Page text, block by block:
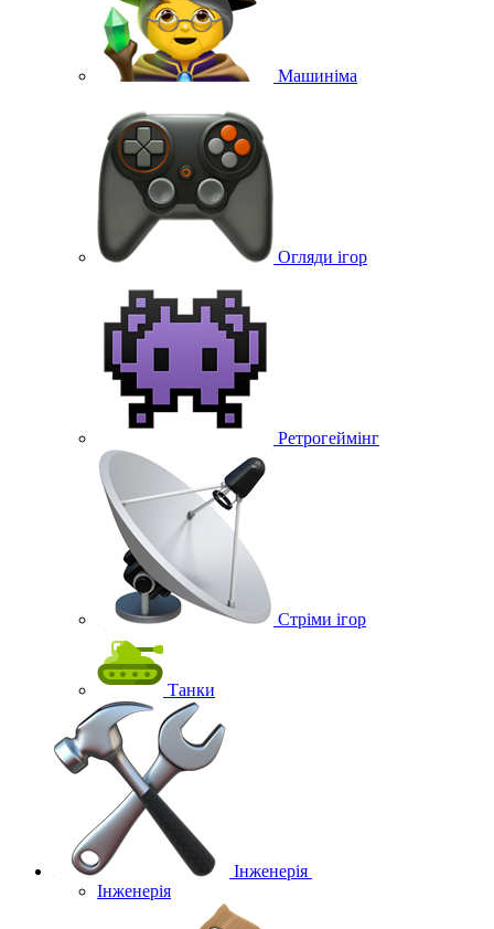
Машиніма
Огляди ігор
Ретрогеймінг
Стріми ігор
Танки
Інженерія
Інженерія